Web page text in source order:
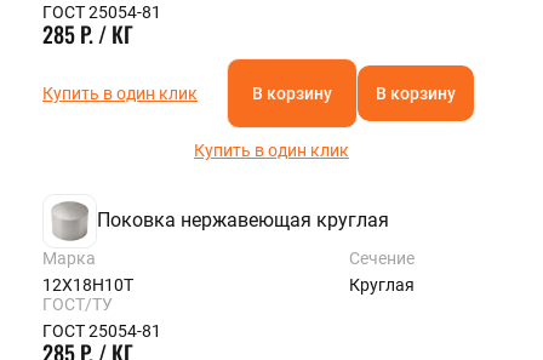
ГОСТ 25054-81
285 Р. / КГ
Купить в один клик В корзину В корзину
Купить в один клик
Поковка нержавеющая круглая
Марка
12Х18Н10Т
Сечение
Круглая
ГОСТ/ТУ
ГОСТ 25054-81
285 Р. / КГ